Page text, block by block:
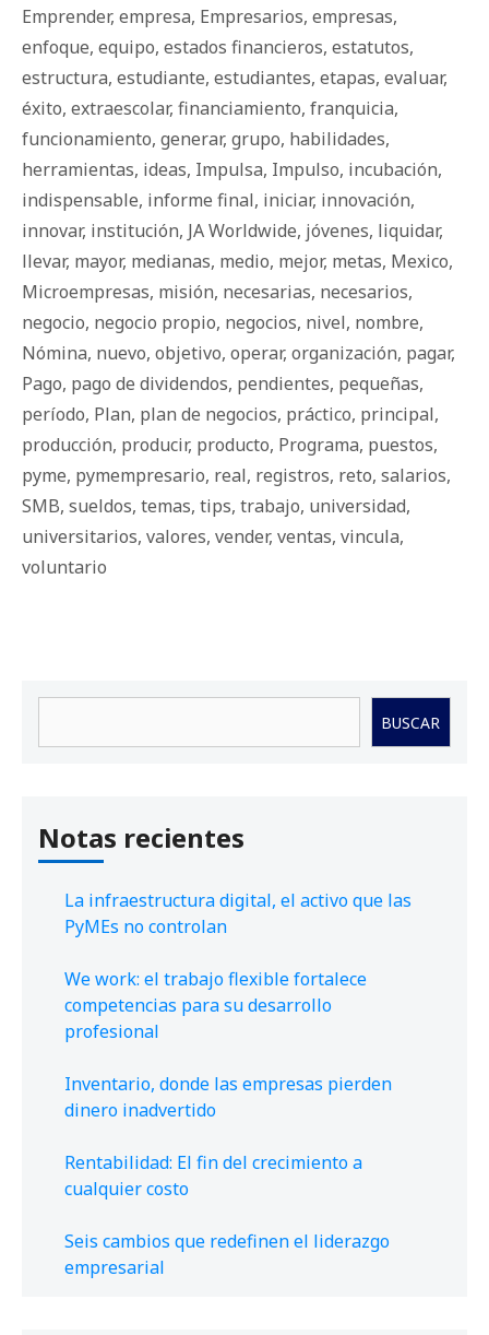
Emprender, empresa, Empresarios, empresas,
enfoque, equipo, estados financieros, estatutos,
estructura, estudiante, estudiantes, etapas, evaluar,
éxito, extraescolar, financiamiento, franquicia,
funcionamiento, generar, grupo, habilidades,
herramientas, ideas, Impulsa, Impulso, incubación,
indispensable, informe final, iniciar, innovación,
innovar, institución, JA Worldwide, jóvenes, liquidar,
llevar, mayor, medianas, medio, mejor, metas, Mexico,
Microempresas, misión, necesarias, necesarios,
negocio, negocio propio, negocios, nivel, nombre,
Nómina, nuevo, objetivo, operar, organización, pagar,
Pago, pago de dividendos, pendientes, pequeñas,
período, Plan, plan de negocios, práctico, principal,
producción, producir, producto, Programa, puestos,
pyme, pymempresario, real, registros, reto, salarios,
SMB, sueldos, temas, tips, trabajo, universidad,
universitarios, valores, vender, ventas, vincula,
voluntario
BUSCAR
Notas recientes
La infraestructura digital, el activo que las
PyMEs no controlan
We work: el trabajo flexible fortalece
competencias para su desarrollo
profesional
Inventario, donde las empresas pierden
dinero inadvertido
Rentabilidad: El fin del crecimiento a
cualquier costo
Seis cambios que redefinen el liderazgo
empresarial